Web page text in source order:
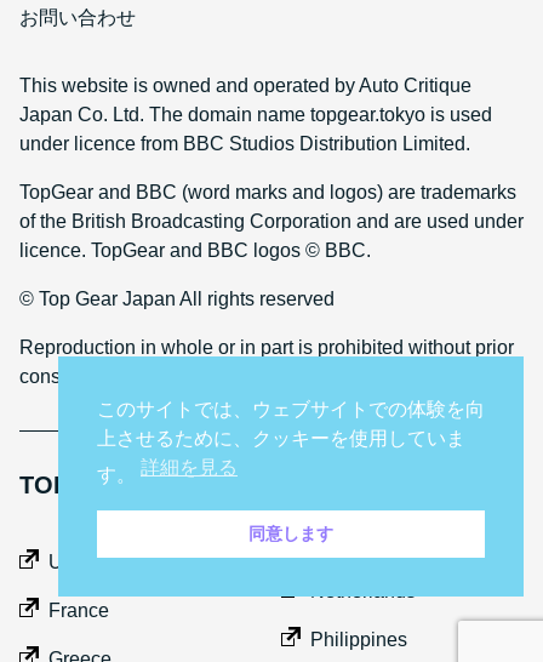
お問い合わせ
This website is owned and operated by Auto Critique
Japan Co. Ltd. The domain name topgear.tokyo is used
under licence from BBC Studios Distribution Limited.
TopGear and BBC (word marks and logos) are trademarks
of the British Broadcasting Corporation and are used under
licence. TopGear and BBC logos © BBC.
© Top Gear Japan All rights reserved
Reproduction in whole or in part is prohibited without prior
consent
TOP GEAR INTERNATIONAL SITES
UK
France
Middle East
Philippines
このサイトでは、ウェブサイトでの体験を向
上させるために、クッキーを使用していま
す。 詳細を見る
同意します